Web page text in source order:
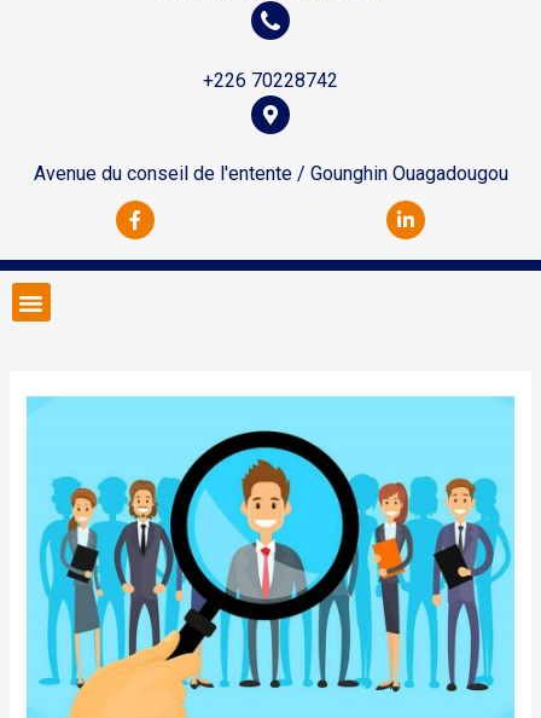
+226 70228742
Avenue du conseil de l'entente / Gounghin Ouagadougou